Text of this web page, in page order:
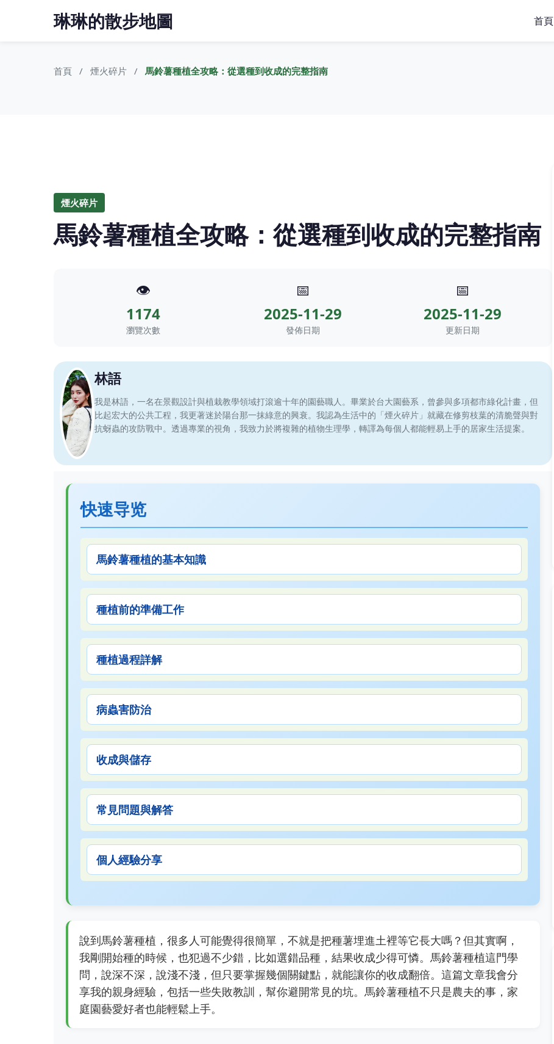
琳琳的散步地圖 首頁
首頁 煙火碎片 馬鈴薯種植全攻略：從選種到收成的完整指南
煙火碎片
馬鈴薯種植全攻略：從選種到收成的完整指南
👁️
1174
瀏覽次數
📅
2025-11-29
發佈日期
📅
2025-11-29
更新日期
林語
我是林語，一名在景觀設計與植栽教學領域打滾逾十年的園藝職人。畢業於台大園藝系，曾參與多項都市綠化計畫，但
比起宏大的公共工程，我更著迷於陽台那一抹綠意的興衰。我認為生活中的「煙火碎片」就藏在修剪枝葉的清脆聲與對
抗蚜蟲的攻防戰中。透過專業的視角，我致力於將複雜的植物生理學，轉譯為每個人都能輕易上手的居家生活提案。
快速导览
馬鈴薯種植的基本知識
種植前的準備工作
種植過程詳解
病蟲害防治
收成與儲存
常見問題與解答
個人經驗分享
說到馬鈴薯種植，很多人可能覺得很簡單，不就是把種薯埋進土裡等它長大嗎？但其實啊，
我剛開始種的時候，也犯過不少錯，比如選錯品種，結果收成少得可憐。馬鈴薯種植這門學
問，說深不深，說淺不淺，但只要掌握幾個關鍵點，就能讓你的收成翻倍。這篇文章我會分
享我的親身經驗，包括一些失敗教訓，幫你避開常見的坑。馬鈴薯種植不只是農夫的事，家
庭園藝愛好者也能輕鬆上手。